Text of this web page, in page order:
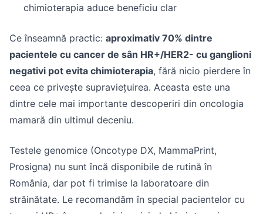
chimioterapia aduce beneficiu clar
Ce înseamnă practic: aproximativ 70% dintre
pacientele cu cancer de sân HR+/HER2- cu ganglioni
negativi pot evita chimioterapia, fără nicio pierdere în
ceea ce privește supraviețuirea. Aceasta este una
dintre cele mai importante descoperiri din oncologia
mamară din ultimul deceniu.
Testele genomice (Oncotype DX, MammaPrint,
Prosigna) nu sunt încă disponibile de rutină în
România, dar pot fi trimise la laboratoare din
străinătate. Le recomandăm în special pacientelor cu